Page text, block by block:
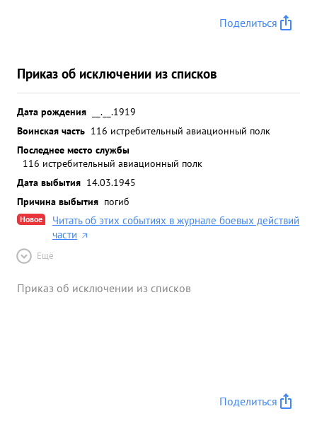
Поделиться
Приказ об исключении из списков
Дата рождения
__.__.1919
Воинская часть 116 истребительный авиационный полк
Последнее место службы
116 истребительный авиационный полк
Дата выбытия 14.03.1945
Причина выбытия погиб
Новое
Читать об этих событиях в журнале боевых действий
части
Ещё
Приказ об исключении из списков
Поделиться